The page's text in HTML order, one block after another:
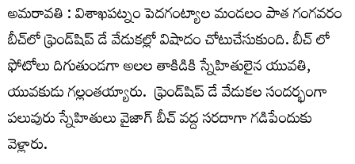
అమరావతి : విశాఖపట్నం పెదగంట్యాల మండలం పాత గంగవరం
బీచ్‌లో ఫ్రెండ్‌షిప్ డే వేడుకల్లో విషాదం చోటుచేసుకుంది. బీచ్ లో
ఫోటోలు దిగుతుండగా అలల తాకిడికి స్నేహితులైన యువతి,
యువకుడు గల్లంతయ్యారు. ఫ్రెండ్‌షిప్ డే వేడుకల సందర్భంగా
పలువురు స్నేహితులు వైజాగ్ బీచ్ వద్ద సరదాగా గడిపేందుకు
వెళ్లారు.